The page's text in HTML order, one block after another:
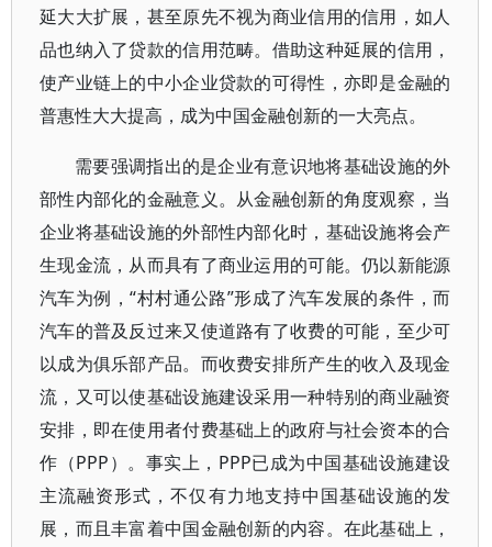
延大大扩展，甚至原先不视为商业信用的信用，如人
品也纳入了贷款的信用范畴。借助这种延展的信用，
使产业链上的中小企业贷款的可得性，亦即是金融的
普惠性大大提高，成为中国金融创新的一大亮点。
需要强调指出的是企业有意识地将基础设施的外
部性内部化的金融意义。从金融创新的角度观察，当
企业将基础设施的外部性内部化时，基础设施将会产
生现金流，从而具有了商业运用的可能。仍以新能源
汽车为例，“村村通公路”形成了汽车发展的条件，而
汽车的普及反过来又使道路有了收费的可能，至少可
以成为俱乐部产品。而收费安排所产生的收入及现金
流，又可以使基础设施建设采用一种特别的商业融资
安排，即在使用者付费基础上的政府与社会资本的合
作（PPP）。事实上，PPP已成为中国基础设施建设
主流融资形式，不仅有力地支持中国基础设施的发
展，而且丰富着中国金融创新的内容。在此基础上，